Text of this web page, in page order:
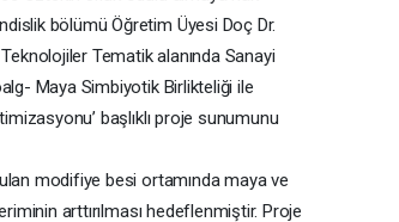
bölümü Öğretim Üyesi Doç Dr.
Tematik alanında Sanayi
Maya Simbiyotik Birlikteliği ile
başlıklı proje sunumunu
modifiye besi ortamında maya ve
arttırılması hedeflenmiştir. Proje